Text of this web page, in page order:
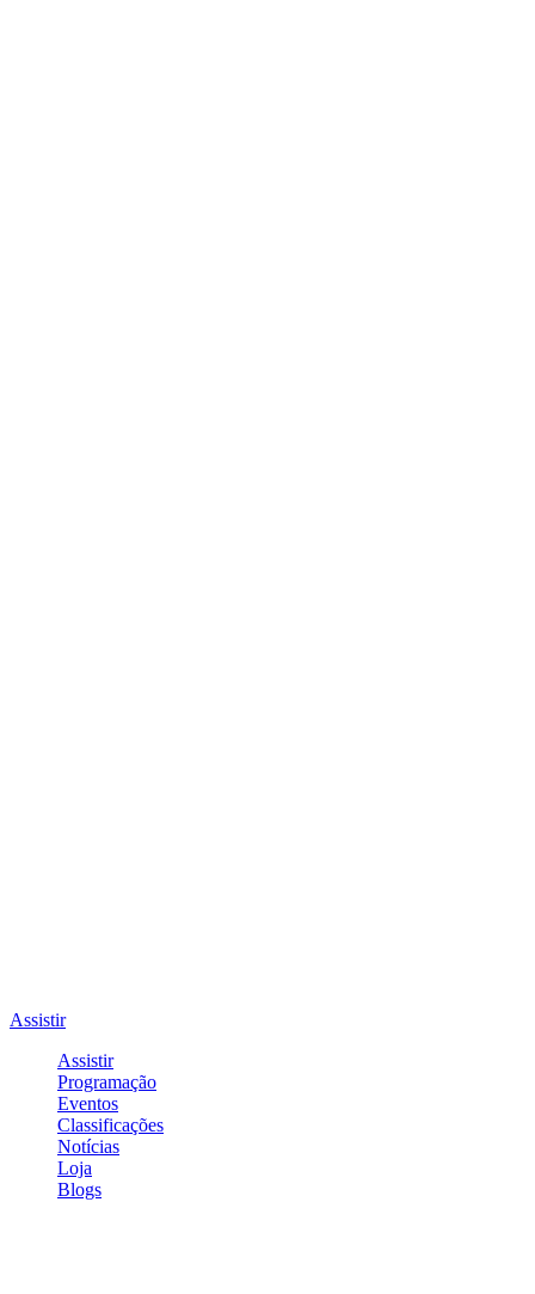
Assistir
Assistir
Programação
Eventos
Classificações
Notícias
Loja
Blogs